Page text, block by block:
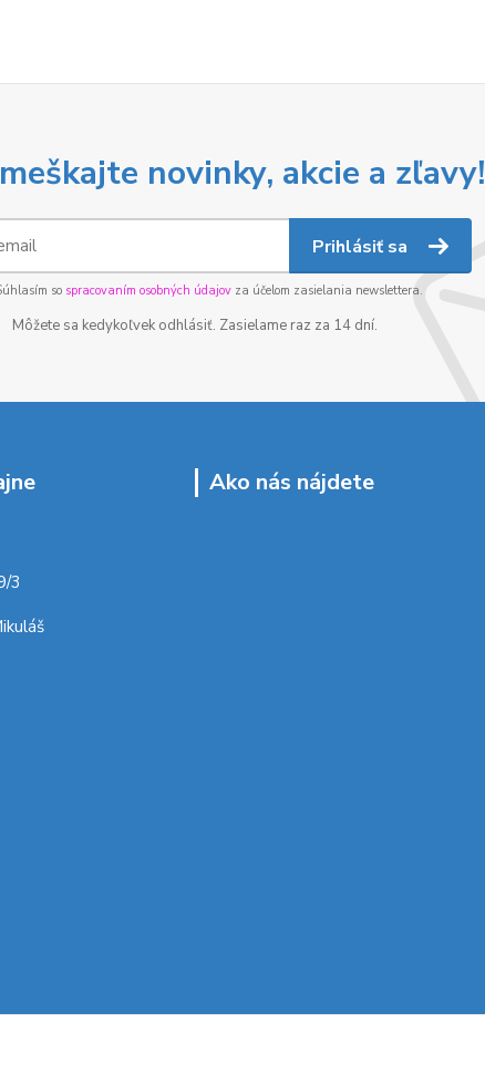
novinky, akcie a zľavy!
Prihlásiť sa
so spracovaním osobných údajovza účelom zasielania newslettera.
Môžete sa kedykoľvek odhlásiť. Zasielame raz za 14 dní.
3
Ako nás nájdete